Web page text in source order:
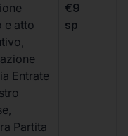
e atto
Entrate
Partita
€99 + IVA
spese